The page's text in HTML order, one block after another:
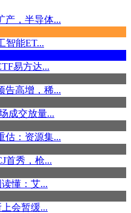
产，半导体...
智能ET...
易方达...
告高增，稀...
成交放量...
估：资源集...
首秀，枪...
懂：艾...
会暂缓...